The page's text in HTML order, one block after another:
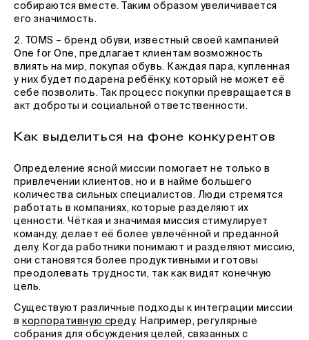
собираются вместе. Таким образом увеличивается
его значимость.
2. TOMS – бренд обуви, известный своей кампанией
One for One, предлагает клиентам возможность
влиять на мир, покупая обувь. Каждая пара, купленная
у них будет подарена ребёнку, который не может её
себе позволить. Так процесс покупки превращается в
акт доброты и социальной ответственности.
Как выделиться на фоне конкурентов
Определение ясной миссии помогает не только в
привлечении клиентов, но и в найме большего
количества сильных специалистов. Люди стремятся
работать в компаниях, которые разделяют их
ценности. Чёткая и значимая миссия стимулирует
команду, делает её более увлечённой и преданной
делу. Когда работники понимают и разделяют миссию,
они становятся более продуктивными и готовы
преодолевать трудности, так как видят конечную
цель.
Существуют различные подходы к интеграции миссии
вкорпоративную среду. Например, регулярные
собрания для обсуждения целей, связанных с